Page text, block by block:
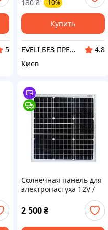
5
сборки панелей,
кремниевая, лот 10
180 ₴ -10%
Купить
EVELI БЕЗ ПРЕДОПЛАТ
4.8
Киев
Солнечная панель для
электропастуха 12V /
2 500 ₴